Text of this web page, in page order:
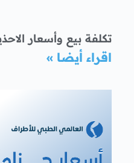
تكلفة بيع وأسعار
اقراء أيضا »